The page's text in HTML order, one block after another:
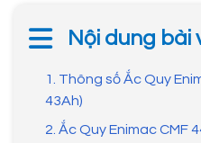
Nội dung bài
1. Thông số Ắc Quy
43Ah)
2. Ắc Quy Enimac CMF